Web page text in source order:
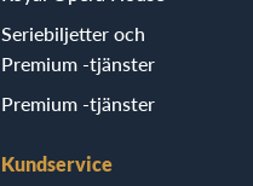
Seriebiljetter och
Premium -tjänster
Premium -tjänster
Kundservice